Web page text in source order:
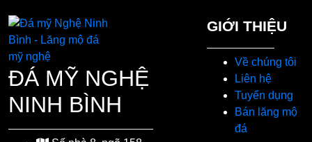
ĐÁ MỸ NGHỆ
NINH BÌNH
GIỚI THIỆU
Về chúng tôi
Liên hệ
Tuyển dụng
Bán lăng mộ
đá